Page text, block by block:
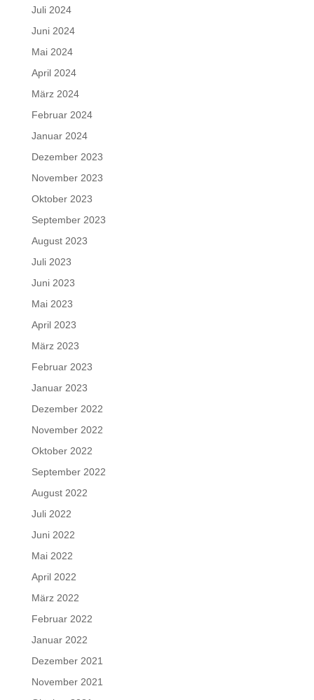
Juli 2024
Juni 2024
Mai 2024
April 2024
März 2024
Februar 2024
Januar 2024
Dezember 2023
November 2023
Oktober 2023
September 2023
August 2023
Juli 2023
Juni 2023
Mai 2023
April 2023
März 2023
Februar 2023
Januar 2023
Dezember 2022
November 2022
Oktober 2022
September 2022
August 2022
Juli 2022
Juni 2022
Mai 2022
April 2022
März 2022
Februar 2022
Januar 2022
Dezember 2021
November 2021